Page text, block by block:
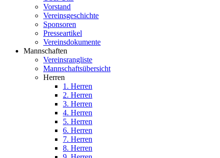
Vorstand
Vereinsgeschichte
Sponsoren
Presseartikel
Vereinsdokumente
Mannschaften
Vereinsrangliste
Mannschaftsübersicht
Herren
1. Herren
2. Herren
3. Herren
4. Herren
5. Herren
6. Herren
7. Herren
8. Herren